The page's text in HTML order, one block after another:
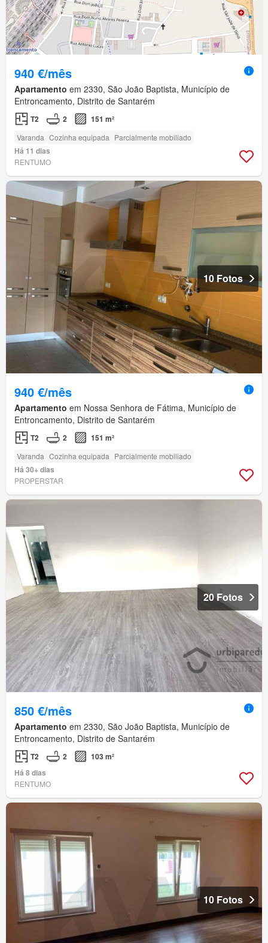
940 €/mês
Apartamento em 2330, São João Baptista, Município de
Entroncamento, Distrito de Santarém
T2 2 151 m²
Varanda Cozinha equipada Parcialmente mobiliado
Há 11 dias
RENTUMO
10 Fotos
940 €/mês
Apartamento em Nossa Senhora de Fátima, Município de
Entroncamento, Distrito de Santarém
T2 2 151 m²
Varanda Cozinha equipada Parcialmente mobiliado
Há 30+ dias
PROPERSTAR
20 Fotos
850 €/mês
Apartamento em 2330, São João Baptista, Município de
Entroncamento, Distrito de Santarém
T2 2
103 m²
Há 8 dias
RENTUMO
10 Fotos